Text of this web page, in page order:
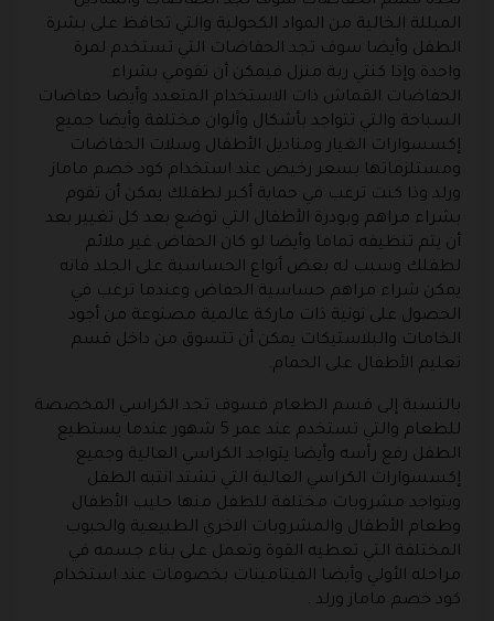
المبللة الخالية من المواد الكحولية والتي تحافظ على بشرة
الطفل وأيضا سوف تجد الحفاضات التي تستخدم لمرة
واحدة وإذا كنتي ربة منزل فيمكن أن تقومي بشراء
الحفاضات القماش ذات الاستخدام المتعدد وأيضا حفاضات
السباحة والتي تتواجد بأشكال وألوان مختلفة وأيضا جميع
إكسسوارات الغيار ومناديل الأطفال وسلات الحفاضات
ومستلزماتها بسعر رخيص عند استخدام كود خصم ماماز
ورلد وذا كنت ترغب في حماية أكبر لطفلك يمكن أن تقوم
بشراء مراهم وبودرة الأطفال التي توضع بعد كل تغيير بعد
أن يتم تنظيفه تماما وأيضا لو كان الحفاض غير ملائم
لطفلك وسبب له بعض أنواع الحساسية على الجلد فانه
يمكن شراء مراهم حساسية الحفاض وعندما ترغب في
الحصول على نونية ذات ماركة عالمية مصنوعة من أجود
الخامات والبلاستيكات يمكن أن تتسوق من داخل قسم
تعليم الأطفال على الحمام.
بالنسبة إلى قسم الطعام فسوف تجد الكراسي المخصصة
للطعام والتي تستخدم عند عمر 5 شهور عندما يستطيع
الطفل رفع رأسه وأيضا يتواجد الكراسي العالية وجميع
إكسسوارات الكراسي العالية التي تشتد انتبه الطفل
ويتواجد مشروبات مختلفة للطفل منها حليب الأطفال
وطعام الأطفال والمشروبات الاخري الطبيعية والحبوب
المختلفة التي تعطيه القوة وتعمل على بناء جسمه في
مراحله الأولي وأيضا الفيتامينات بخصومات عند استخدام
كود خصم ماماز ورلد .